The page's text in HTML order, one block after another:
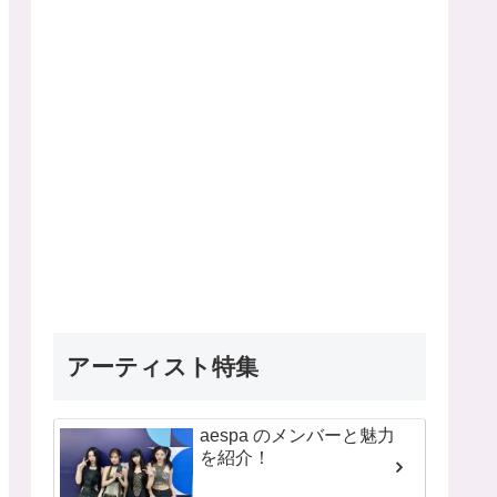
アーティスト特集
aespa のメンバーと魅力
を紹介！